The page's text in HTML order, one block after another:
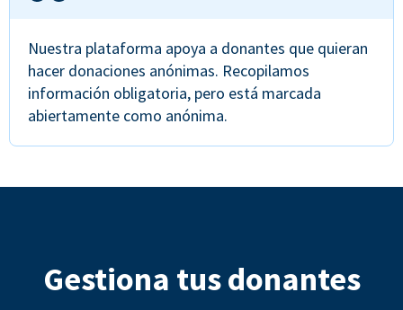
Nuestra plataforma apoya a donantes que quieran
hacer donaciones anónimas. Recopilamos
información obligatoria, pero está marcada
abiertamente como anónima.
Gestiona tus donantes